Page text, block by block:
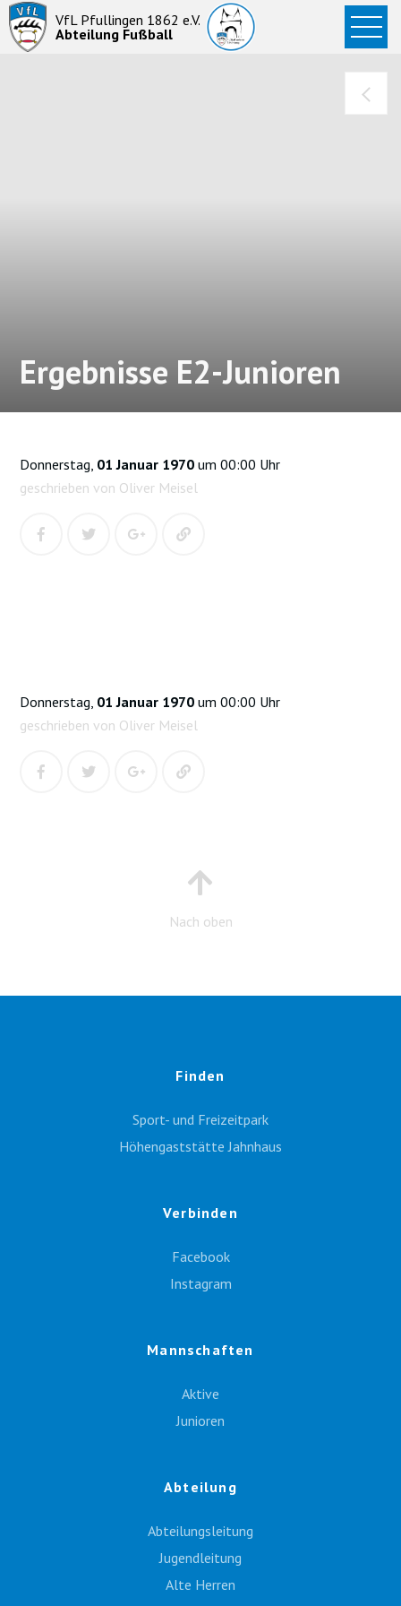
VfL Pfullingen 1862 e.V.
Abteilung Fußball
Startseite
News
Ergebnisse E2-Junioren
Donnerstag, 01 Januar 1970 um 00:00 Uhr
geschrieben von Oliver Meisel
Donnerstag, 01 Januar 1970 um 00:00 Uhr
geschrieben von Oliver Meisel
Nach oben
Finden
Sport- und Freizeitpark
Höhengaststätte Jahnhaus
Verbinden
Facebook
Instagram
Mannschaften
Aktive
Junioren
Abteilung
Abteilungsleitung
Jugendleitung
Alte Herren